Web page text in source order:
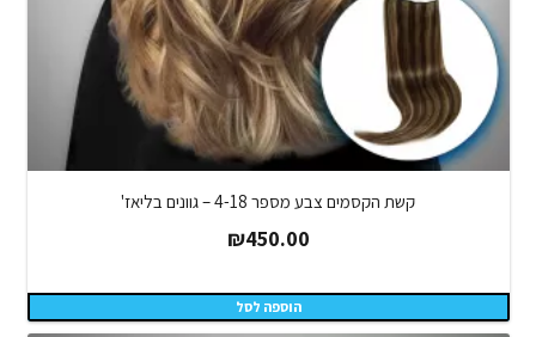
קשת הקסמים צבע מספר 4-18 – גוונים בליאז'
₪450.00
הוספה לסל